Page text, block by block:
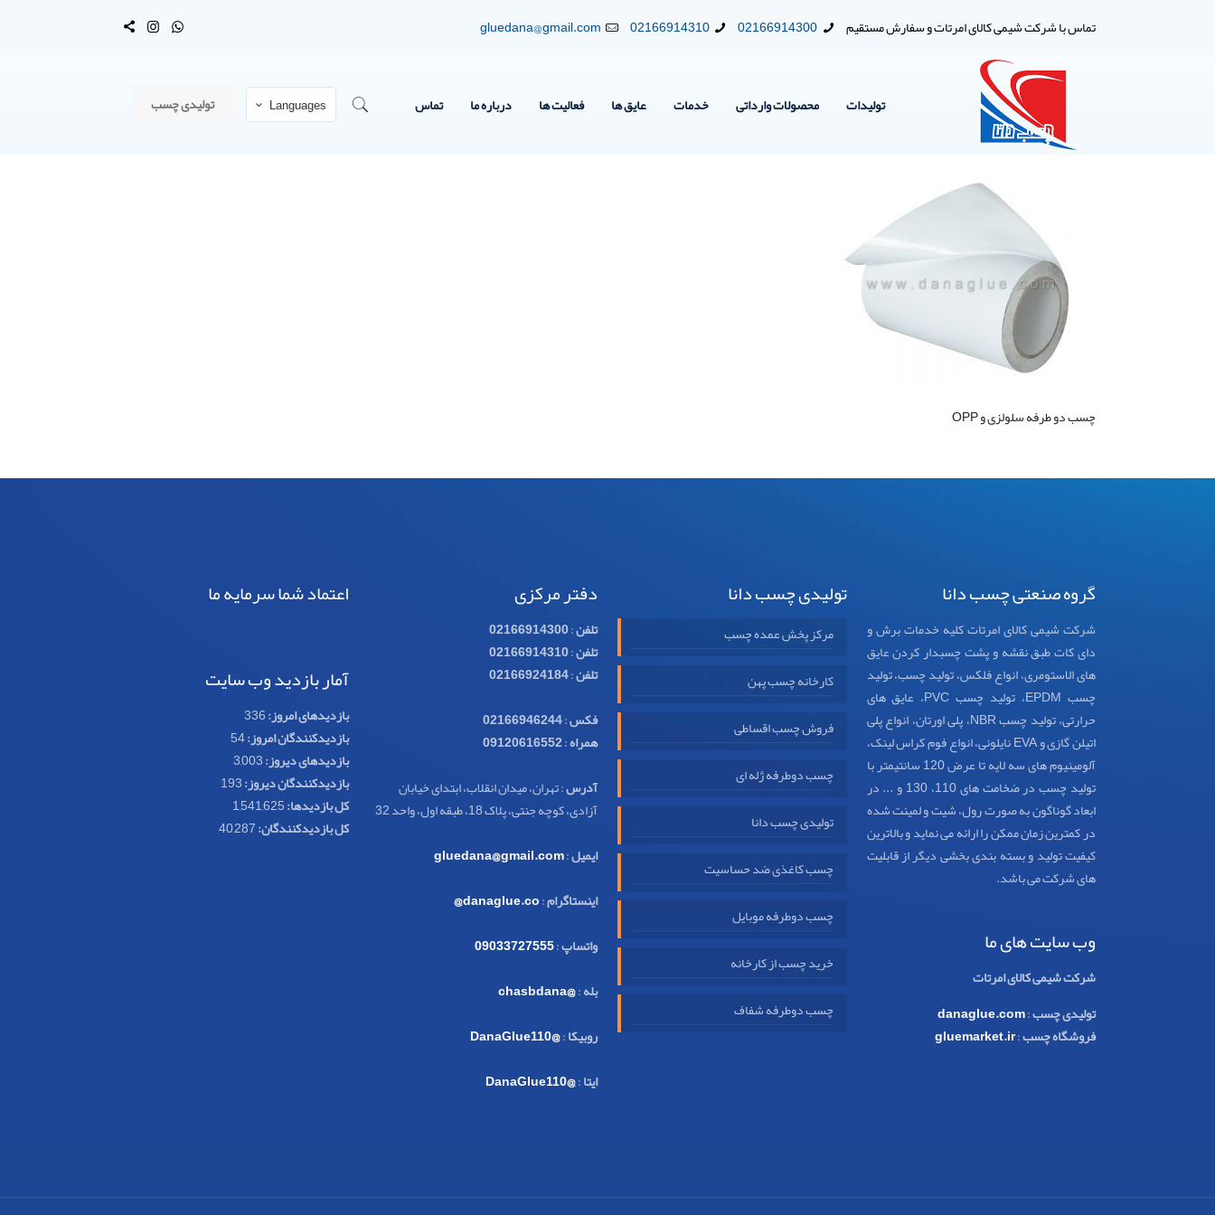
تماس با شرکت شیمی کالای امرتات و سفارش مستقیم 02166914300
02166914310
gluedana@gmail.com
تولیدات محصولات وارداتی خدمات عایق ها فعالیت ها درباره ما تماس Languages تولیدی چسب
چسب دو طرفه سلولزی و OPP
گروه صنعتی چسب دانا
شرکت شیمی کالای امرتات کلیه خدمات برش و
دای کات طبق نقشه و پشت چسبدار کردن عایق
های الاستومری، انواع فلکس، تولید چسب، تولید
چسب EPDM، تولید چسب PVC، عایق های
حرارتی، تولید چسب NBR، پلی اورتان، انواع پلی
اتیلن گازی و EVA نایلونی، انواع فوم کراس لینک،
آلومینیوم های سه لایه تا عرض 120 سانتیمتر با
تولید چسب در ضخامت های 110، 130 و ... در
ابعاد گوناگون به صورت رول، شیت و لمینت شده
در کمترین زمان ممکن را ارائه می نماید و بالاترین
کیفیت تولید و بسته بندی بخشی دیگر از قابلیت
های شرکت می باشد.
وب سایت های ما
شرکت شیمی کالای امرتات
تولیدی چسب:
danaglue.com
فروشگاه چسب:
gluemarket.ir
تولیدی چسب دانا
مرکز پخش عمده چسب
کارخانه چسب پهن
فروش چسب اقساطی
چسب دوطرفه ژله ای
تولیدی چسب دانا
چسب کاغذی ضد حساسیت
چسب دوطرفه موبایل
خرید چسب از کارخانه
چسب دوطرفه شفاف
دفتر مرکزی
تلفن:
02166914300
تلفن:
02166914310
تلفن:
02166924184
فکس:
02166946244
همراه:
09120616552
آدرس: تهران، میدان انقلاب، ابتدای خیابان
آزادی، کوچه جنتی، پلاک 18، طبقه اول، واحد 32
ایمیل:
gluedana@gmail.com
اینستاگرام:
danaglue.co@
واتساپ:
09033727555
بله:
@chasbdana
روبیکا:
@DanaGlue110
ایتا:
@DanaGlue110
اعتماد شما سرمایه ما
آمار بازدید وب سایت
بازدیدهای امروز:336
بازدیدکنندگان امروز:54
بازدیدهای دیروز:3,003
بازدیدکنندگان دیروز:193
کل بازدیدها:1,541,625
کل بازدیدکنند‌گان:40,287